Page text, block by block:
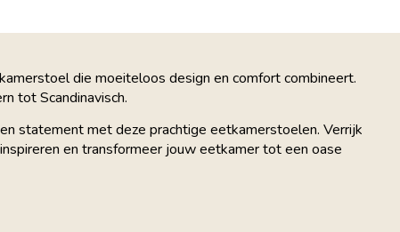
die moeiteloos design en comfort combineert.
tot Scandinavisch.
statement met deze prachtige eetkamerstoelen. Verrijk
en transformeer jouw eetkamer tot een oase